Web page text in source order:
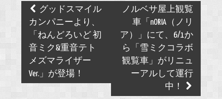
Post
navigation
グッドスマイル
カンパニーより、
「ねんどろいど 初
音ミク&重音テト
メズマライザー
Ver.」が登場！
ノルベサ屋上観覧
車「nORIA（ノリ
ア）」にて、6/1か
ら「雪ミクコラボ
観覧車」がリニュ
ーアルして運行
中！